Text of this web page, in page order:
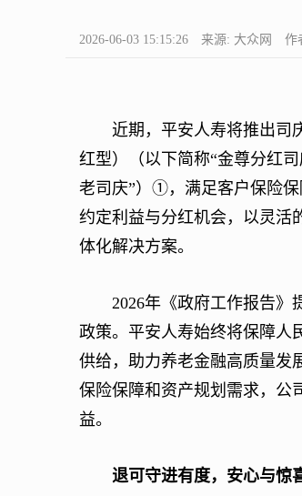
2026-06-03 15:15:26 来源: 大众网 作
近期，平安人寿将推出司庆
红型）（以下简称“金尊分红
老司庆”）①，满足客户保险
约定利益与分红机会，以灵
体化解决方案。
2026年《政府工作报告》
政策。平安人寿始终将保障人
供给，助力养老金融高质量发
保险保障和资产规划需求，公
益。
退可守进有度，安心与惊